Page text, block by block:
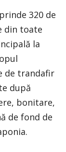
320 de
din toate
la
de trandafir
după
bonitare,
de fond de